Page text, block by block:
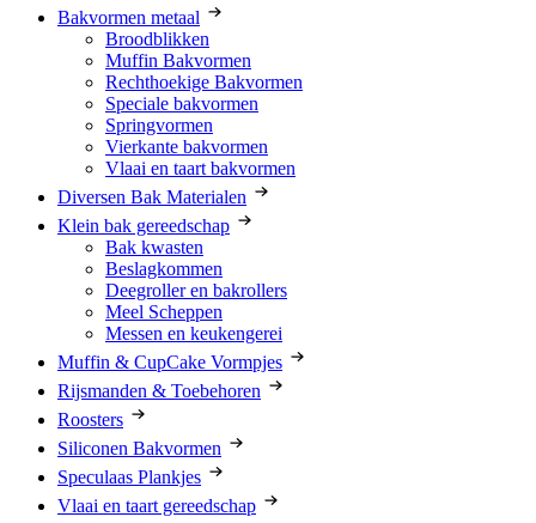
Bakvormen metaal
Broodblikken
Muffin Bakvormen
Rechthoekige Bakvormen
Speciale bakvormen
Springvormen
Vierkante bakvormen
Vlaai en taart bakvormen
Diversen Bak Materialen
Klein bak gereedschap
Bak kwasten
Beslagkommen
Deegroller en bakrollers
Meel Scheppen
Messen en keukengerei
Muffin & CupCake Vormpjes
Rijsmanden & Toebehoren
Roosters
Siliconen Bakvormen
Speculaas Plankjes
Vlaai en taart gereedschap